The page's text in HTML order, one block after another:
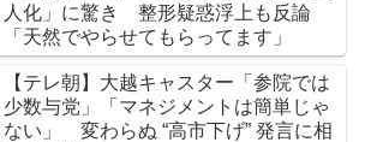
人化」に驚き 整形疑惑浮上も反論
「天然でやらせてもらってます」
【テレ朝】大越キャスター「参院では
少数与党」「マネジメントは簡単じゃ
ない」 変わらぬ “高市下げ” 発言に相